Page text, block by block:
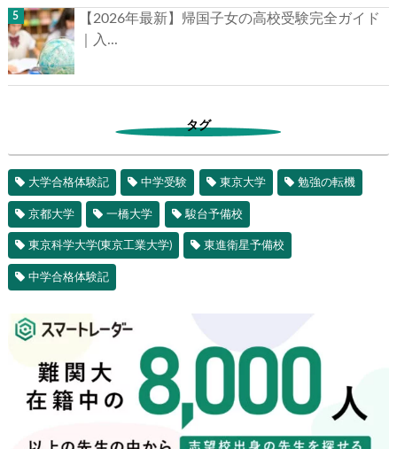
【2026年最新】帰国子女の高校受験完全ガイド
｜入...
タグ
大学合格体験記 中学受験 東京大学 勉強の転機
京都大学 一橋大学 駿台予備校
東京科学大学(東京工業大学) 東進衛星予備校
中学合格体験記